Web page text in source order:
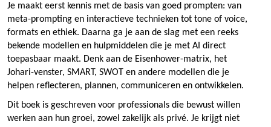
Je maakt eerst kennis met de basis van goed prompten: van
meta-prompting en interactieve technieken tot tone of voice,
formats en ethiek. Daarna ga je aan de slag met een reeks
bekende modellen en hulpmiddelen die je met AI direct
toepasbaar maakt. Denk aan de Eisenhower-matrix, het
Johari-venster, SMART, SWOT en andere modellen die je
helpen reflecteren, plannen, communiceren en ontwikkelen.
Dit boek is geschreven voor professionals die bewust willen
werken aan hun groei, zowel zakelijk als privé. Je krijgt niet